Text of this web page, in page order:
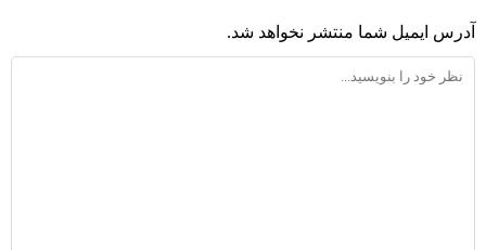
آدرس ایمیل شما منتشر نخواهد شد.